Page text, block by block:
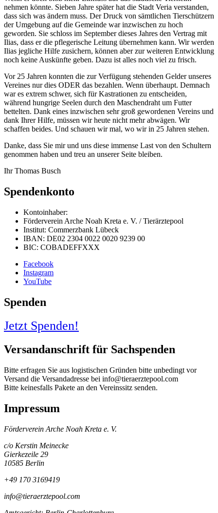
nehmen könnte. Sieben Jahre später hat die Stadt Veria verstanden,
dass sich was ändern muss. Der Druck von sämtlichen Tierschützern
der Umgebung auf die Gemeinde war inzwischen zu hoch
geworden. Sie schloss im September dieses Jahres den Vertrag mit
Ilias, dass er die pflegerische Leitung übernehmen kann. Wir werden
Ilias jegliche Hilfe zusichern, können aber zur weiteren Entwicklung
noch keine Auskünfte geben. Dazu ist alles noch viel zu frisch.
Vor 25 Jahren konnten die zur Verfügung stehenden Gelder unseres
Vereines nur dies ODER das bezahlen. Wenn überhaupt. Demnach
war es extrem schwer, sich für Kastrationen zu entscheiden,
während hungrige Seelen durch den Maschendraht um Futter
bettelten. Dank eines inzwischen sehr groß gewordenen Vereins und
dank Ihrer Hilfe, müssen wir heute nicht mehr abwägen. Wir
schaffen beides. Und schauen wir mal, wo wir in 25 Jahren stehen.
Danke, dass Sie mir und uns diese immense Last von den Schultern
genommen haben und treu an unserer Seite bleiben.
Ihr Thomas Busch
Spendenkonto
Kontoinhaber:
Förderverein Arche Noah Kreta e. V. / Tierärztepool
Institut: Commerzbank Lübeck
IBAN: DE02 2304 0022 0020 9239 00
BIC: COBADEFFXXX
Facebook
Instagram
YouTube
Spenden
Jetzt Spenden!
Versandanschrift für Sachspenden
Bitte erfragen Sie aus logistischen Gründen bitte unbedingt vor
Versand die Versandadresse bei info@tieraerztepool.com
Bitte keinesfalls Pakete an den Vereinssitz senden.
Impressum
Förderverein Arche Noah Kreta e. V.
c/o Kerstin Meinecke
Gierkezeile 29
10585 Berlin
+49 170 3169419
info@tieraerztepool.com